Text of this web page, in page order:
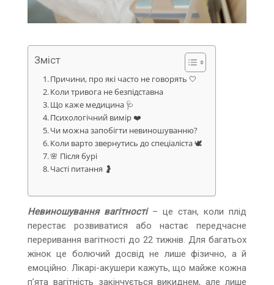
Зміст
Причини, про які часто не говорять 🤍
Коли тривога не безпідставна
Що каже медицина 🩺
Психологічний вимір ❤️
Чи можна запобігти невиношуванню?
Коли варто звернутись до спеціаліста 🕊️
🌸 Після бурі
Часті питання 🤰
Невиношування вагітності – це стан, коли плід
перестає розвиватися або настає передчасне
переривання вагітності до 22 тижнів. Для багатьох
жінок це болючий досвід не лише фізично, а й
емоційно. Лікарі-акушери кажуть, що майже кожна
п’ята вагітність закінчується викиднем, але лише